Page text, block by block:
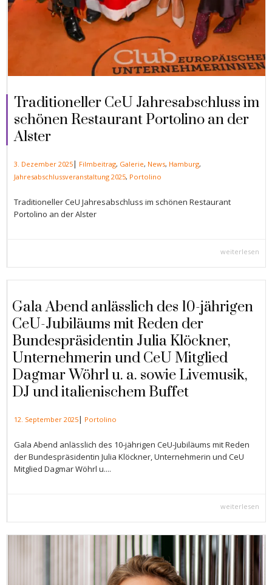
Traditioneller CeU Jahresabschluss im
schönen Restaurant Portolino an der
Alster
3. Dezember 2025| Filmbeitrag, Galerie, News, Hamburg,
Jahresabschlussveranstaltung 2025, Portolino
Traditioneller CeU Jahresabschluss im schönen Restaurant
Portolino an der Alster
weiterlesen
Gala Abend anlässlich des 10-jährigen
CeU-Jubiläums mit Reden der
Bundespräsidentin Julia Klöckner,
Unternehmerin und CeU Mitglied
Dagmar Wöhrl u. a. sowie Livemusik,
DJ und italienischem Buffet
12. September 2025| Portolino
Gala Abend anlässlich des 10-jährigen CeU-Jubiläums mit Reden
der Bundespräsidentin Julia Klöckner, Unternehmerin und CeU
Mitglied Dagmar Wöhrl u....
weiterlesen